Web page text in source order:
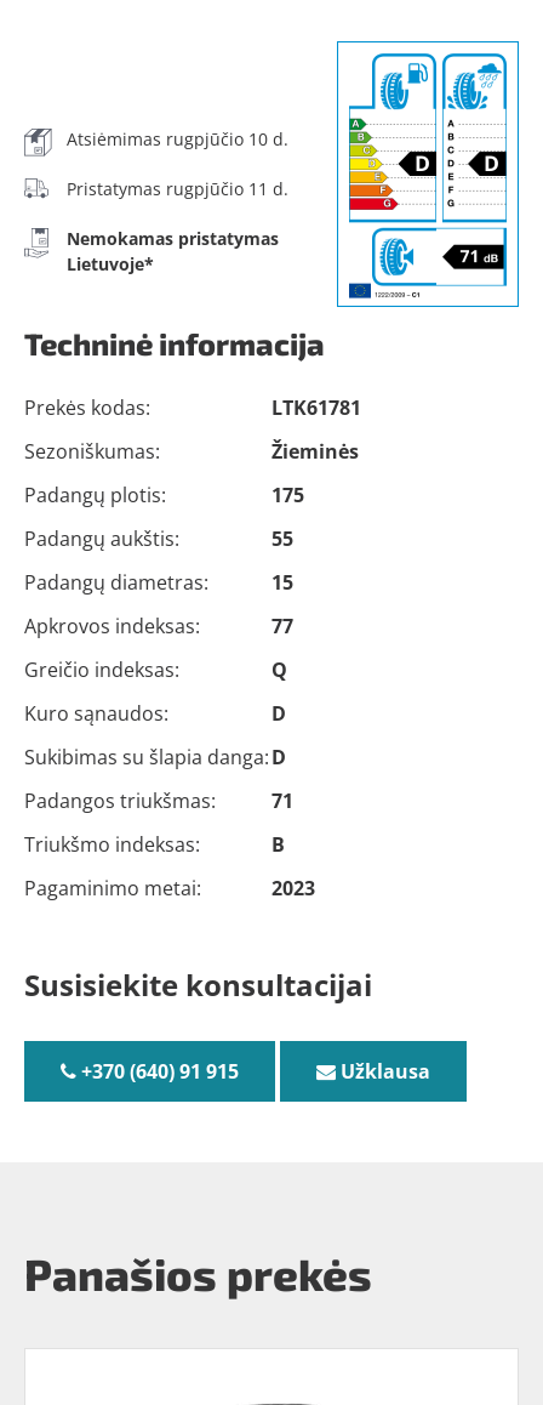
Atsiėmimas rugpjūčio 10 d.
Pristatymas rugpjūčio 11 d.
Nemokamas pristatymas
Lietuvoje*
Techninė informacija
Prekės kodas:
LTK61781
Sezoniškumas:
Žieminės
Padangų plotis:
175
Padangų aukštis:
55
Padangų diametras:
15
Apkrovos indeksas:
77
Greičio indeksas:
Q
Kuro sąnaudos:
D
Sukibimas su šlapia danga:D
Padangos triukšmas:
71
Triukšmo indeksas:
B
Pagaminimo metai:
2023
Susisiekite konsultacijai
+370 (640) 91 915 Užklausa
Panašios prekės